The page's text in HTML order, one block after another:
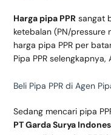
Harga pipa PPR sangat
ketebalan (PN/pressure
harga pipa PPR per
Pipa PPR
Beli Pipa PPR di Agen
Sedang mencari pipa
PT Garda Surya